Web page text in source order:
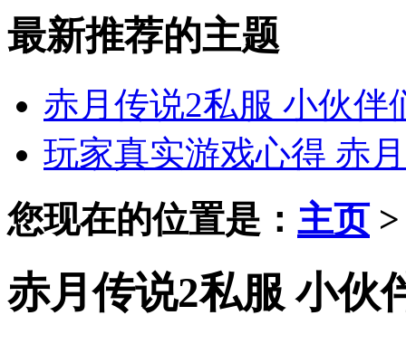
最新推荐的主题
赤月传说2私服 小伙伴
玩家真实游戏心得 赤
您现在的位置是： 主页
赤月传说2私服 小伙